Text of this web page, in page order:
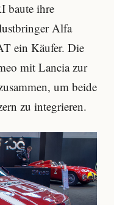
baute ihre
Alfa
ein Käufer. Die
mit Lancia zur
um beide
zu integrieren.